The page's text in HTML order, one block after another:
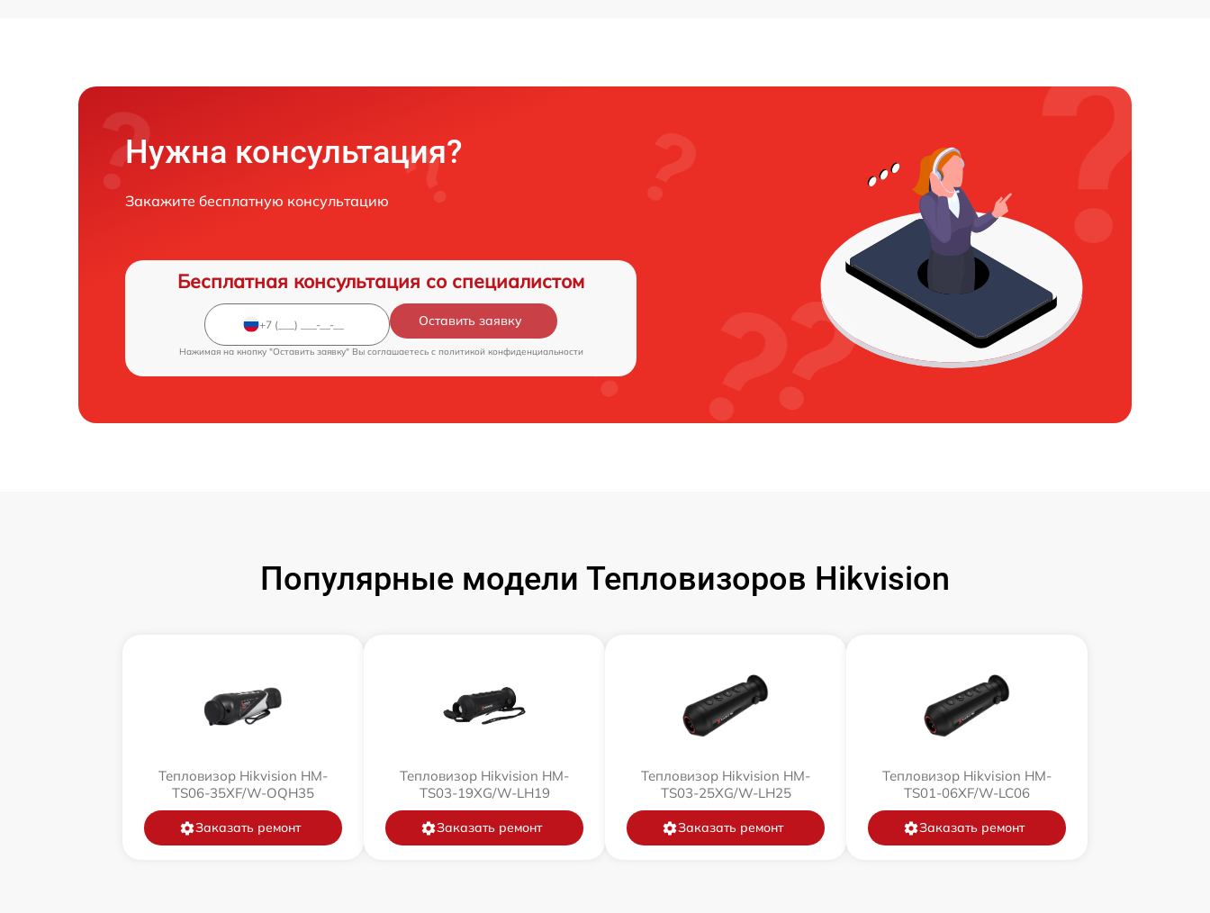
Нужна консультация?
Закажите бесплатную консультацию
Бесплатная консультация со специалистом
Оставить заявку
Нажимая на кнопку "Оставить заявку" Вы соглашаетесь c политикой конфиденциальности
Популярные модели Тепловизоров Hikvision
Тепловизор Hikvision HM-
TS06-35XF/W-OQH35
Заказать ремонт
Тепловизор Hikvision HM-
TS03-19XG/W-LH19
Заказать ремонт
Тепловизор Hikvision HM-
TS03-25XG/W-LH25
Заказать ремонт
Тепловизор Hikvision HM-
TS01-06XF/W-LC06
Заказать ремонт